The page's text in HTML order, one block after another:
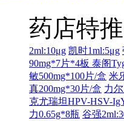
药店特推
2ml:10μg 凯时1ml:5μg
90mg*7片*4板 泰阁
敏500mg*100片/盒 米
真200mg*30片/盒 力
克尤瑞坦HPV-HSV-
力0.65g*8瓶 谷强